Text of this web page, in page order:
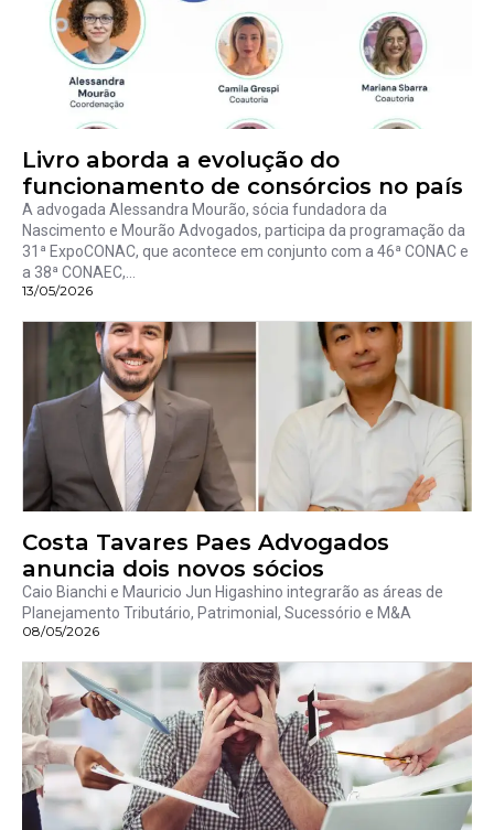
Livro aborda a evolução do
funcionamento de consórcios no país
A advogada Alessandra Mourão, sócia fundadora da
Nascimento e Mourão Advogados, participa da programação da
31ª ExpoCONAC, que acontece em conjunto com a 46ª CONAC e
a 38ª CONAEC,...
13/05/2026
Costa Tavares Paes Advogados
anuncia dois novos sócios
Caio Bianchi e Mauricio Jun Higashino integrarão as áreas de
Planejamento Tributário, Patrimonial, Sucessório e M&A
08/05/2026